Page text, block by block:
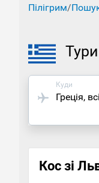
Пілігрим/
Куди
Греція,
Кос зі